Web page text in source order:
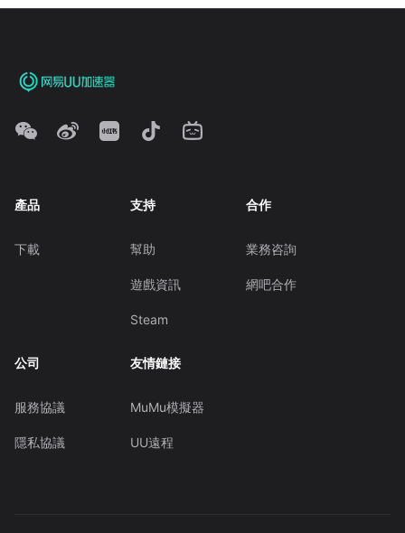
產品
下載
支持
幫助
遊戲資訊
Steam
合作
業務咨詢
網吧合作
公司
服務協議
隱私協議
友情鏈接
MuMu模擬器
UU遠程